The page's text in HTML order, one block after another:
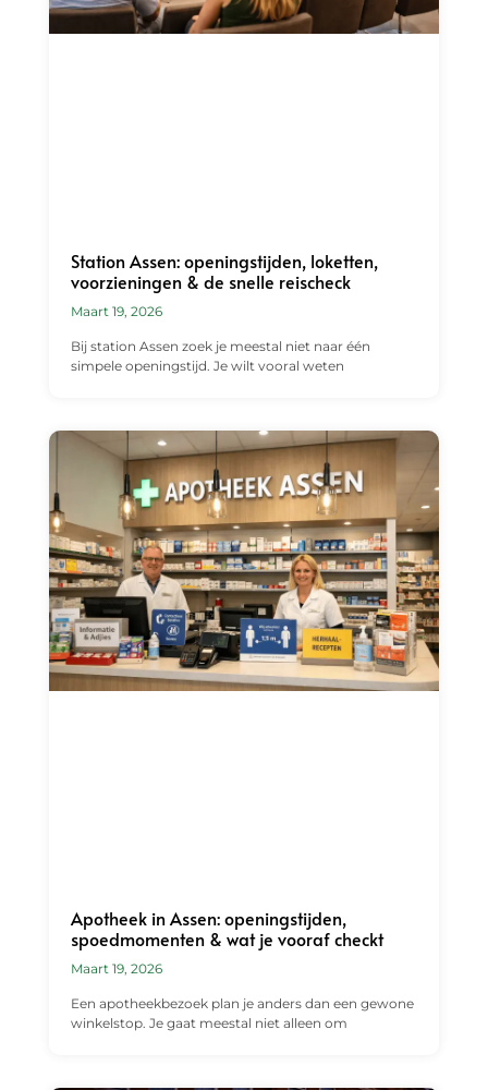
Station Assen: openingstijden, loketten,
voorzieningen & de snelle reischeck
Maart 19, 2026
Bij station Assen zoek je meestal niet naar één
simpele openingstijd. Je wilt vooral weten
Apotheek in Assen: openingstijden,
spoedmomenten & wat je vooraf checkt
Maart 19, 2026
Een apotheekbezoek plan je anders dan een gewone
winkelstop. Je gaat meestal niet alleen om